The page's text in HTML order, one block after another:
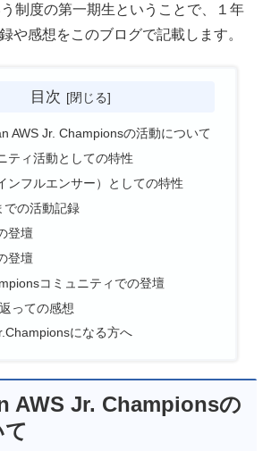
制度の第一期生ということで、１年
や感想をこのブログで記載します。
目次
AWS Jr. Championsの活動について
ティ活動としての特性
ンフルエンサー）としての特性
での活動記録
登壇
登壇
コミュニティでの登壇
っての感想
になる方へ
AWS Jr. Championsの